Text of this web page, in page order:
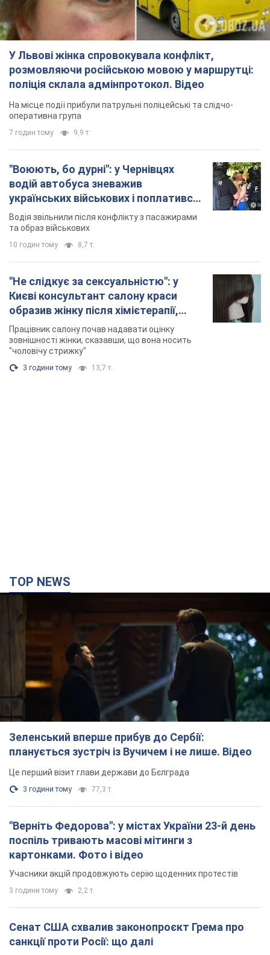
У Львові жінка спровокувала конфлікт,
розмовляючи російською мовою у маршрутці:
поліція склала адмінпротокол. Відео
На місце події прибули патрульні поліцейські та слідчо-
оперативна група
7 годин тому 9,9 т.
"Воюють, бо дурні": у Чернівцях
водій автобуса зневажив
українських військових і поплатився.
Відео
Водія звільнили після конфлікту з пасажирами
та образ військових
10 годин тому 8,7 т.
"Не слідкує за сексуальністю": у
Києві консультант салону краси
образив жінку після хімієтерапії,
розгорівся скандал. Фото
Працівник салону почав надавати оцінку
зовнішності жінки, сказавши, що вона носить
"чоловічу стрижку"
3 години тому 13,7 т.
TOP NEWS
Зеленський вперше прибув до Сербії:
планується зустріч із Вучичем і не лише. Відео
Це перший візит глави держави до Бєлграда
3 години тому 77,3 т.
"Верніть Федорова": у містах України 23-й день
поспіль тривають масові мітинги з
картонками. Фото і відео
Учасники акцій продовжують серію щоденних протестів
3 години тому 2,2 т.
Сенат США схвалив законопроєкт Грема про
санкції проти Росії: що далі